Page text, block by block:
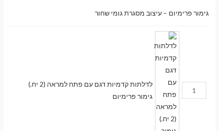
גימור פרימיום – עיצוב מסגרת גומי שחור
לדלתות קדמיות דגם עם פתח למראה (2 יח.)
גימור פרימיום